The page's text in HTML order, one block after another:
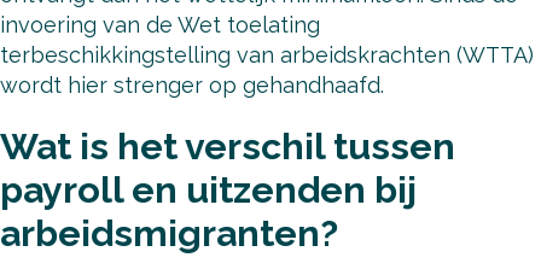
invoering van de Wet toelating
terbeschikkingstelling van arbeidskrachten (WTTA)
wordt hier strenger op gehandhaafd.
Wat is het verschil tussen
payroll en uitzenden bij
arbeidsmigranten?